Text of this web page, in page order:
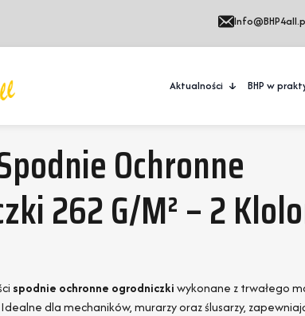
Aktualności BHP w
Ochronne
262 G/m² – 2
spodnie ochronne ogrodniczkiwykonane z trwałego
dla mechaników, murarzy oraz ślusarzy,